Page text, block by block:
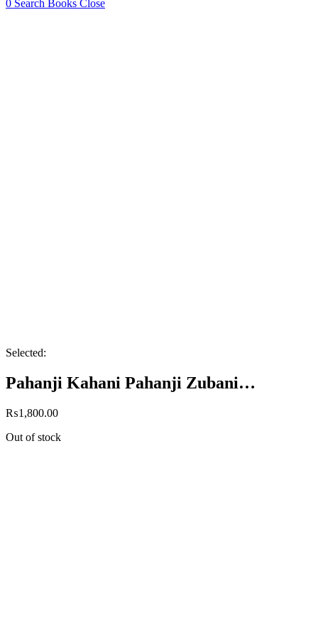
0 Search Books Close
Selected:
Pahanji Kahani Pahanji Zubani…
₨1,800.00
Out of stock